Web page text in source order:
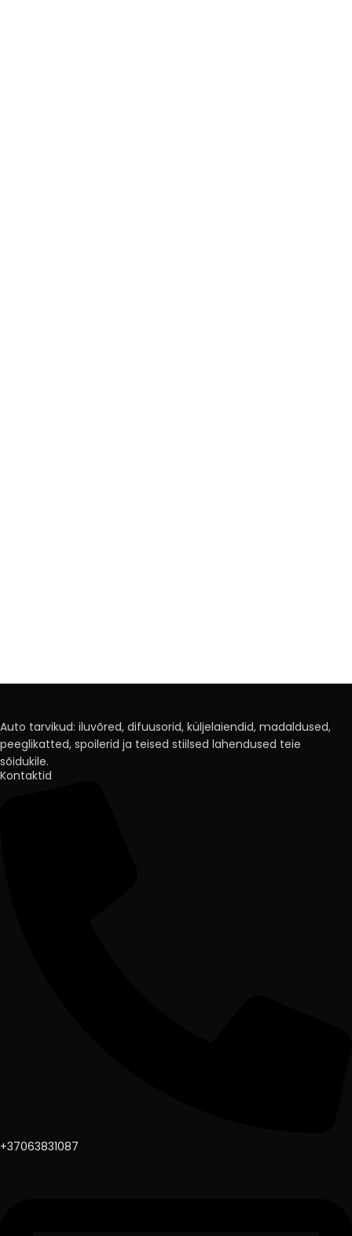
Auto tarvikud: iluvõred, difuusorid, küljelaiendid, madaldused,
peeglikatted, spoilerid ja teised stiilsed lahendused teie
sõidukile.
Kontaktid
+37063831087